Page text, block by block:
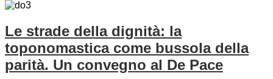
Le strade della dignità: la
toponomastica come bussola della
parità. Un convegno al De Pace